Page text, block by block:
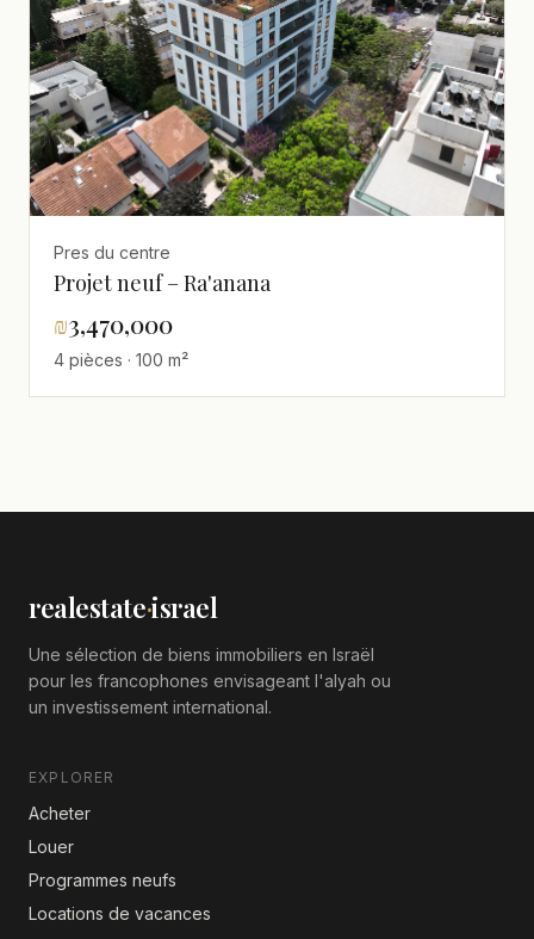
Pres du centre
Projet neuf – Ra'anana
₪3,470,000
4 pièces · 100 m²
realestate·israel
Une sélection de biens immobiliers en Israël
pour les francophones envisageant l'alyah ou
un investissement international.
EXPLORER
Acheter
Louer
Programmes neufs
Locations de vacances